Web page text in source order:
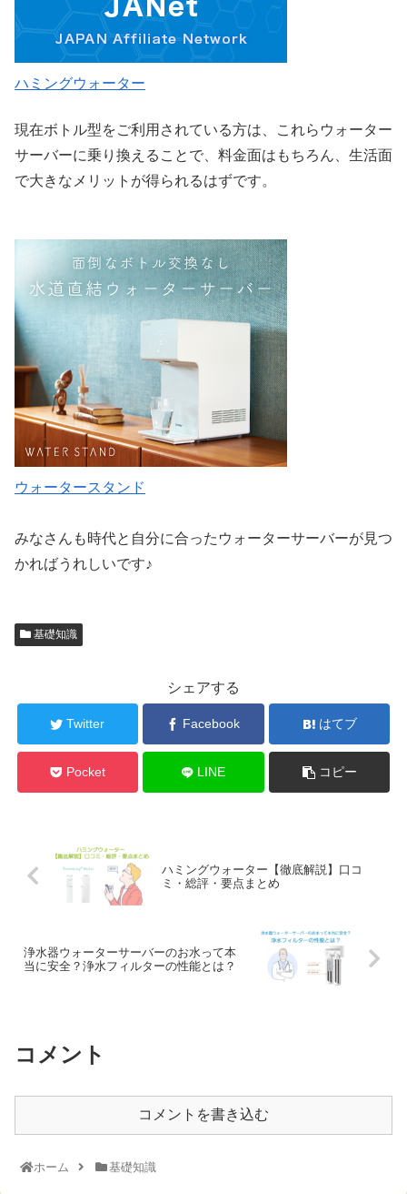
ハミングウォーター
現在ボトル型をご利用されている方は、これらウォーター
サーバーに乗り換えることで、料金面はもちろん、生活面
で大きなメリットが得られるはずです。
ウォータースタンド
みなさんも時代と自分に合ったウォーターサーバーが見つ
かればうれしいです♪
基礎知識
シェアする
Twitter Facebook はてブ
Pocket LINE コピー
ハミングウォーター【徹底解説】口コ
ミ・総評・要点まとめ
浄水器ウォーターサーバーのお水って本
当に安全？浄水フィルターの性能とは？
コメント
コメントを書き込む
ホーム 基礎知識